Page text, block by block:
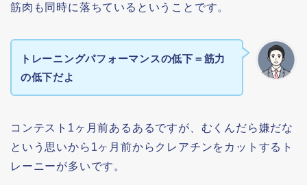
筋肉も同時に落ちているということです。
トレーニングパフォーマンスの低下＝筋力
の低下だよ
コンテスト1ヶ月前あるあるですが、むくんだら嫌だな
という思いから1ヶ月前からクレアチンをカットするト
レーニーが多いです。